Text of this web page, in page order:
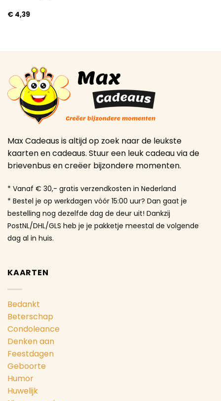
€4,39
Max Cadeaus is altijd op zoek naar de leukste
kaarten en cadeaus. Stuur een leuk cadeau via de
brievenbus en creëer bijzondere momenten.
* Vanaf € 30,- gratis verzendkosten in Nederland
* Bestel je op werkdagen vóór 15:00 uur? Dan gaat je
bestelling nog dezelfde dag de deur uit! Dankzij
PostNL/DHL/GLS heb je je pakketje meestal de volgende
dag al in huis.
KAARTEN
Bedankt
Beterschap
Condoleance
Denken aan
Feestdagen
Geboorte
Humor
Huwelijk